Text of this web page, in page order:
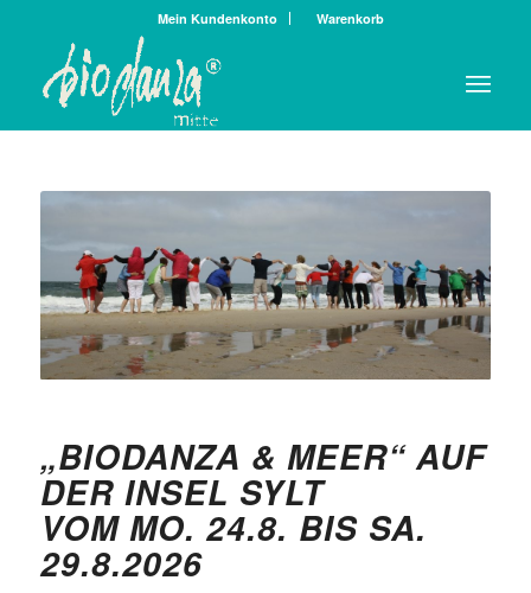
Mein Kundenkonto Warenkorb
„BIODANZA & MEER“ AUF
DER INSEL SYLT
VOM MO. 24.8. BIS SA.
29.8.2026